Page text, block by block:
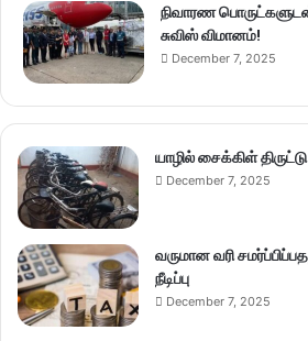
நிவாரண
சுவிஸ் விமானம்!
December 7, 2025
யாழில் சைக்கிள்
December 7, 2025
வருமான வரி
நீடிப்பு
December 7, 2025